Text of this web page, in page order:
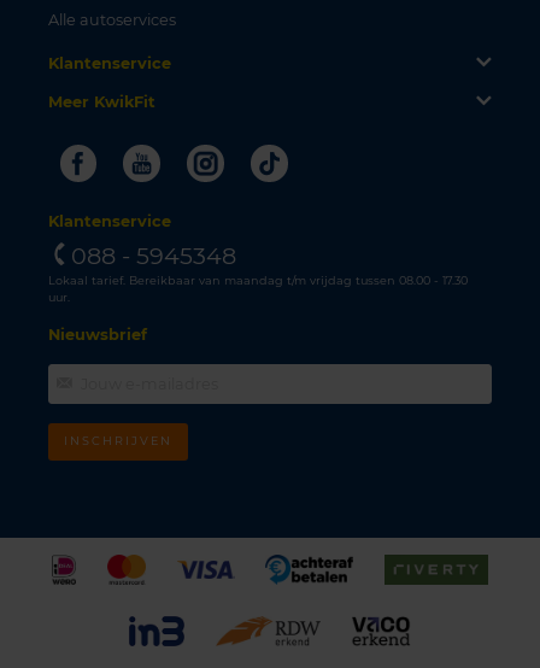
Alle autoservices
Klantenservice
Meer KwikFit
FacebookYoutubeInstagram
Tiktok
Klantenservice
088 - 5945348
Lokaal tarief. Bereikbaar van maandag t/m vrijdag tussen 08.00 - 17.30
uur.
Nieuwsbrief
INSCHRIJVEN